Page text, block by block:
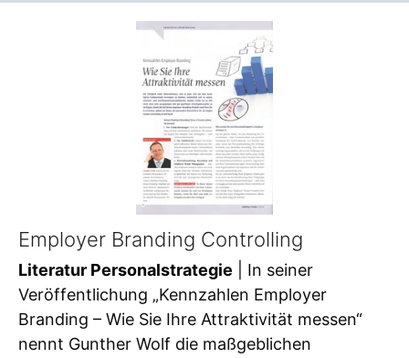
Employer Branding Controlling
Literatur Personalstrategie | In seiner
Veröffentlichung „Kennzahlen Employer
Branding – Wie Sie Ihre Attraktivität messen“
nennt Gunther Wolf die maßgeblichen